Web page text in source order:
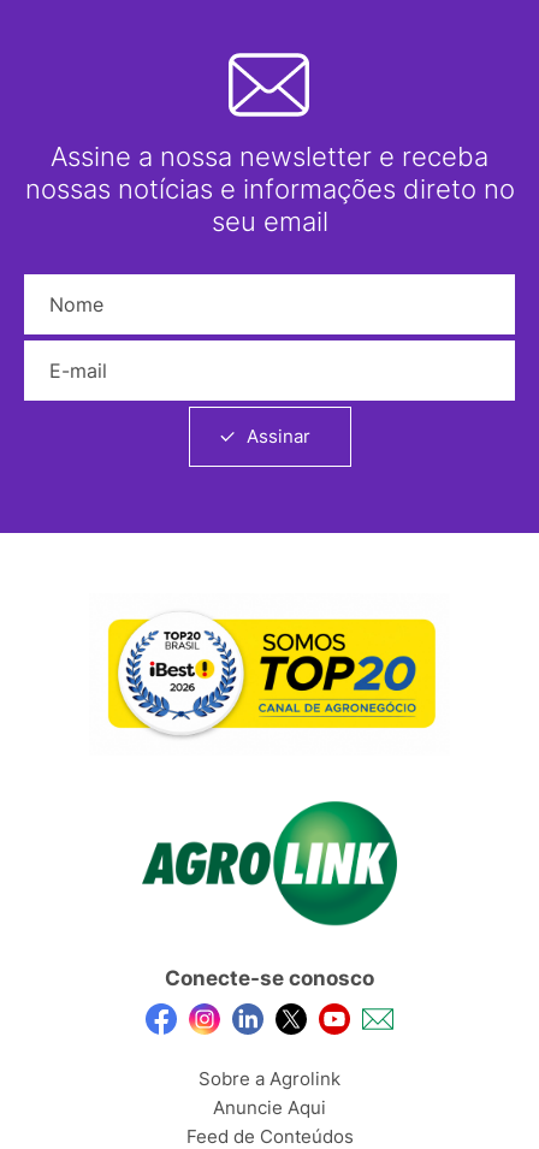
Assine a nossa newsletter e receba
nossas notícias e informações direto no
seu email
Assinar
Conecte-se conosco
Sobre a Agrolink
Anuncie Aqui
Feed de Conteúdos